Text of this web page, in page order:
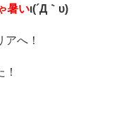
暑いι(´Д｀υ)
アへ！